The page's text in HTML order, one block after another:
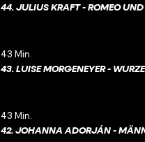
44. JULIUS KRAFT - ROMEO
43 Min.
43. LUISE MORGENEYER -
43 Min.
42. JOHANNA ADORJÁN -